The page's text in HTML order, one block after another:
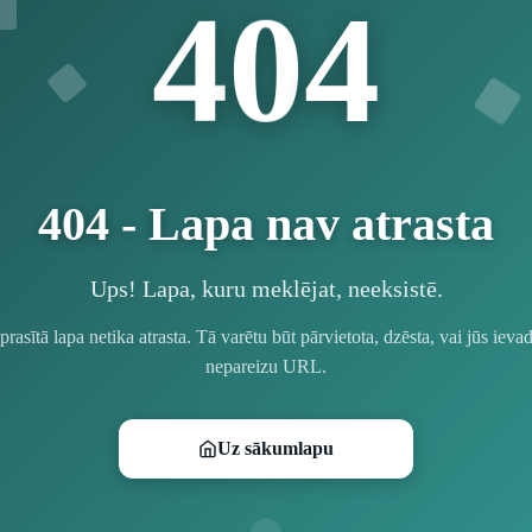
404
404 - Lapa nav atrasta
Ups! Lapa, kuru meklējat, neeksistē.
lapa netika atrasta. Tā varētu būt pārvietota, dzēsta, vai jūs
nepareizu URL.
Uz sākumlapu